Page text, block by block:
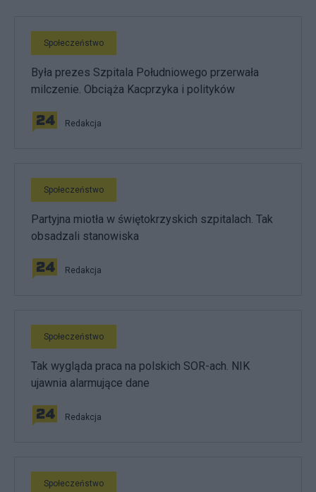
Społeczeństwo
Była prezes Szpitala Południowego przerwała
milczenie. Obciąża Kacprzyka i polityków
Redakcja
Społeczeństwo
Partyjna miotła w świętokrzyskich szpitalach. Tak
obsadzali stanowiska
Redakcja
Społeczeństwo
Tak wygląda praca na polskich SOR-ach. NIK
ujawnia alarmujące dane
Redakcja
Społeczeństwo